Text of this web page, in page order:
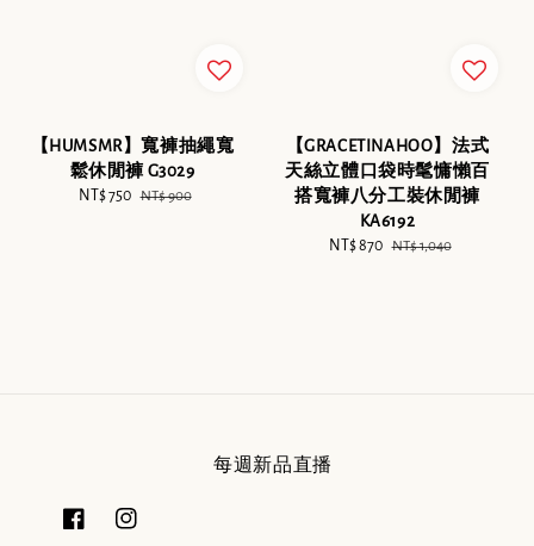
【HUMSMR】寬褲抽繩寬
鬆休閒褲 G3029
Sale
NT$ 750 Regular
NT$ 900
【GRACETINAHOO】法式
天絲立體口袋時髦慵懶百
搭寬褲八分工裝休閒褲
KA6192
Sale
NT$ 870 Regular
NT$ 1,040
每週新品直播